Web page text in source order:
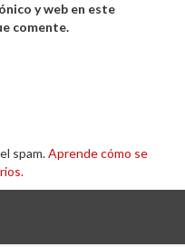
y web en este
comente.
spam.Aprende cómo se